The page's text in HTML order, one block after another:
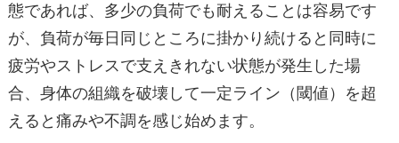
態であれば、多少の負荷でも耐えることは容易です
が、負荷が毎日同じところに掛かり続けると同時に
疲労やストレスで支えきれない状態が発生した場
合、身体の組織を破壊して一定ライン（閾値）を超
えると痛みや不調を感じ始めます。